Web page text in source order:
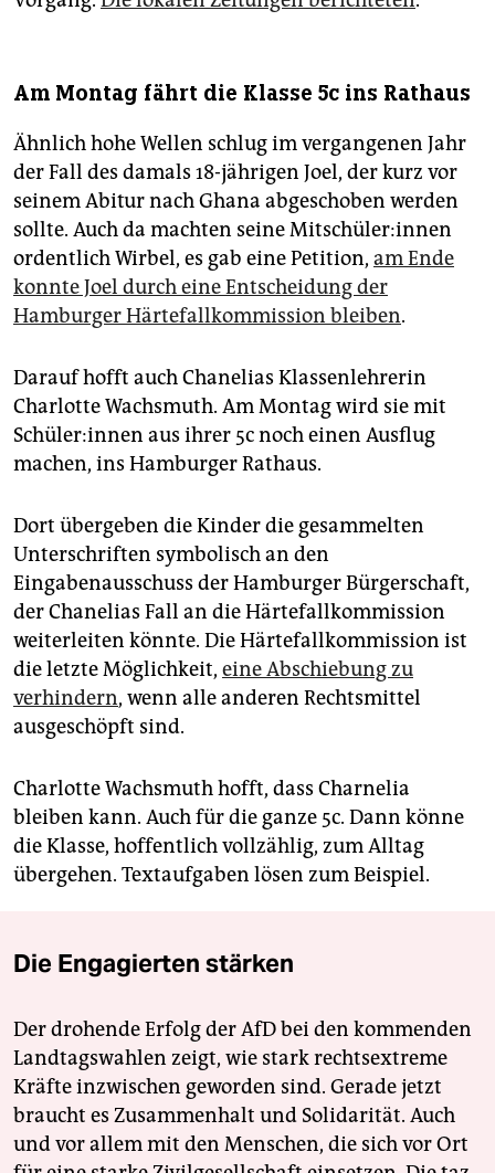
Am Montag fährt die Klasse 5c ins Rathaus
Ähnlich hohe Wellen schlug im vergangenen Jahr
der Fall des damals 18-jährigen Joel, der kurz vor
seinem Abitur nach Ghana abgeschoben werden
sollte. Auch da machten seine Mit­schü­le­r:in­nen
ordentlich Wirbel, es gab eine Petition, am Ende
konnte Joel durch eine Entscheidung der
Hamburger Härtefallkommission bleiben.
Darauf hofft auch Chanelias Klassenlehrerin
Charlotte Wachsmuth. Am Montag wird sie mit
Schü­le­r:in­nen aus ihrer 5c noch einen Ausflug
machen, ins Hamburger Rathaus.
Dort übergeben die Kinder die gesammelten
Unterschriften symbolisch an den
Eingabenausschuss der Hamburger Bürgerschaft,
der Chanelias Fall an die Härtefallkommission
weiterleiten könnte. Die Härtefallkommission ist
die letzte Möglichkeit, eine Abschiebung zu
verhindern, wenn alle anderen Rechtsmittel
ausgeschöpft sind.
Charlotte Wachsmuth hofft, dass Charnelia
bleiben kann. Auch für die ganze 5c. Dann könne
die Klasse, hoffentlich vollzählig, zum Alltag
übergehen. Textaufgaben lösen zum Beispiel.
Die Engagierten stärken
Der drohende Erfolg der AfD bei den kommenden
Landtagswahlen zeigt, wie stark rechtsextreme
Kräfte inzwischen geworden sind. Gerade jetzt
braucht es Zusammenhalt und Solidarität. Auch
und vor allem mit den Menschen, die sich vor Ort